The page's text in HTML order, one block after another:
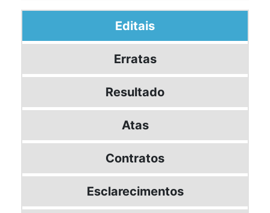
Editais
Erratas
Resultado
Atas
Contratos
Esclarecimentos